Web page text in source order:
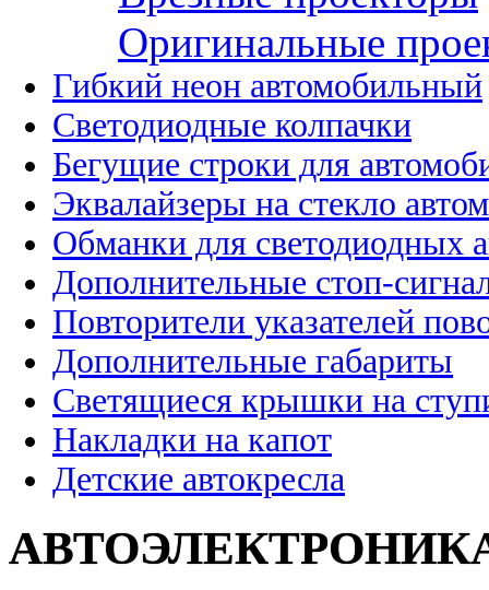
Оригинальные
Гибкий неон автомобильный
Светодиодные колпачки
Бегущие строки для
Эквалайзеры на стекло
Обманки для светодиодных
Дополнительные стоп-
Повторители указателей
Дополнительные габариты
Светящиеся крышки на
Накладки на капот
Детские автокресла